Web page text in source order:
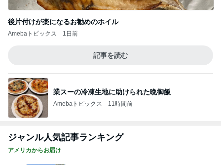
後片付けが楽になるお勧めのホイル
Amebaトピックス 1日前
記事を読む
業スーの冷凍生地に助けられた晩御飯
Amebaトピックス 11時間前
ジャンル人気記事ランキング
アメリカからお届け